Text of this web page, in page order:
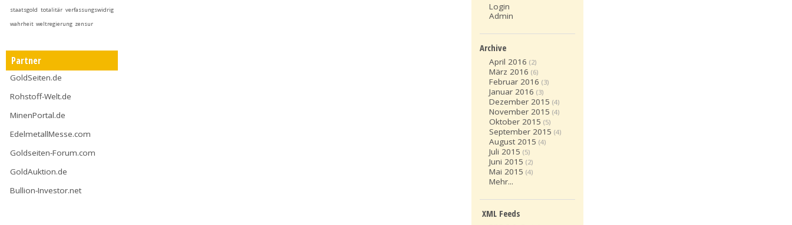
staatsgold totalitär verfassungswidrig
wahrheit weltregierung zensur
Partner
GoldSeiten.de
Rohstoff-Welt.de
MinenPortal.de
EdelmetallMesse.com
Goldseiten-Forum.com
GoldAuktion.de
Bullion-Investor.net
Login
Admin
Archive
April 2016 (2)
März 2016 (6)
Februar 2016 (3)
Januar 2016 (3)
Dezember 2015 (4)
November 2015 (4)
Oktober 2015 (5)
September 2015 (4)
August 2015 (4)
Juli 2015 (5)
Juni 2015 (2)
Mai 2015 (4)
Mehr...
XML Feeds